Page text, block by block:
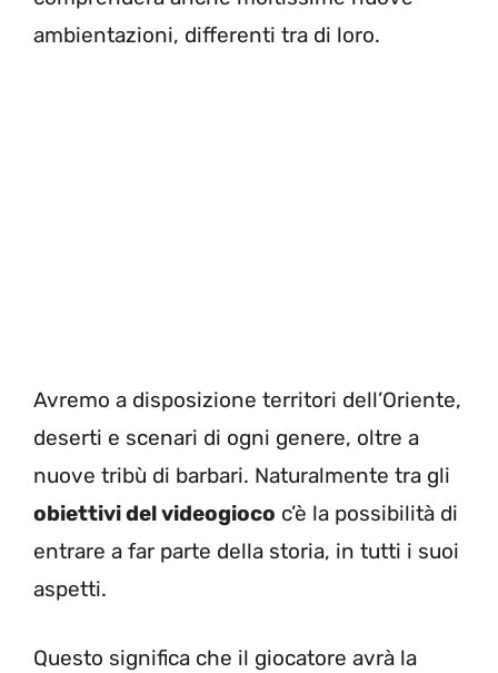
ambientazioni, differenti tra di loro.
Avremo a disposizione territori dell’Oriente,
deserti e scenari di ogni genere, oltre a
nuove tribù di barbari. Naturalmente tra gli
obiettivi del videogioco c’è la possibilità di
entrare a far parte della storia, in tutti i suoi
aspetti.
Questo significa che il giocatore avrà la